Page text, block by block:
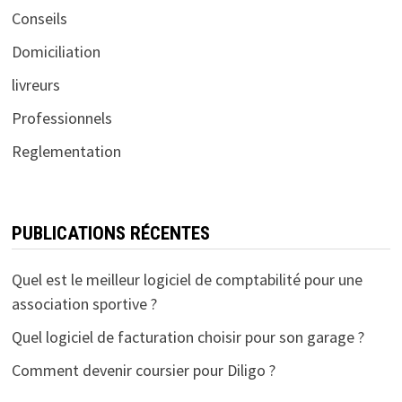
Conseils
Domiciliation
livreurs
Professionnels
Reglementation
PUBLICATIONS RÉCENTES
Quel est le meilleur logiciel de comptabilité pour une
association sportive ?
Quel logiciel de facturation choisir pour son garage ?
Comment devenir coursier pour Diligo ?